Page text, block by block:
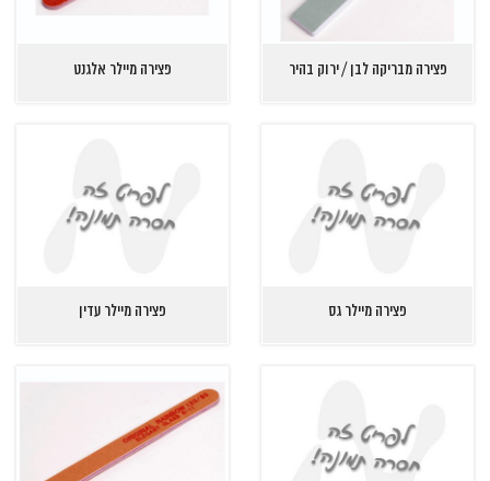
פצירה מבריקה לבן / ירוק בהיר פצירה מיילר אלגנט
פצירה מיילר גס פצירה מיילר עדין